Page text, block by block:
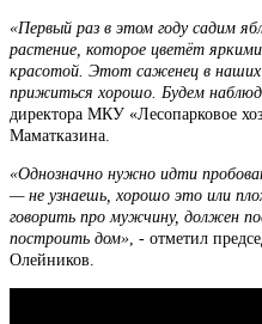
«Первый раз в этом году садим
растение, которое цветёт
красотой. Этот саженец в наших
прижиться хорошо. Будем
директора МКУ «Лесопарковое
Маматказина.
«Однозначно нужно идти
— не узнаешь, хорошо это или
говорить про мужчину, должен
построить дом» , - отметил
Олейников.